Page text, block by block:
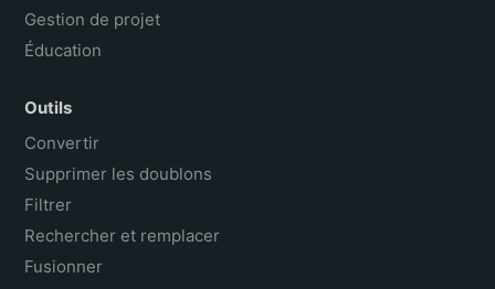
Gestion de projet
Éducation
Outils
Convertir
Supprimer les doublons
Filtrer
Rechercher et remplacer
Fusionner